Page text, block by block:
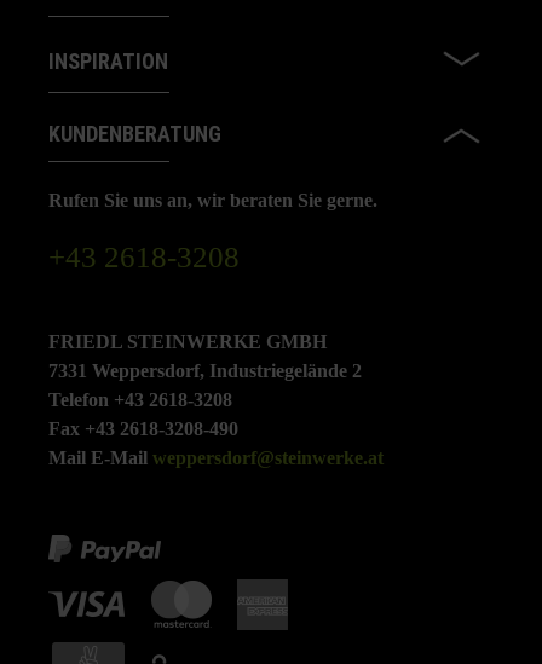
INSPIRATION
KUNDENBERATUNG
Rufen Sie uns an, wir beraten Sie gerne.
+43 2618-3208
FRIEDL STEINWERKE GMBH
7331 Weppersdorf, Industriegelände 2
Telefon +43 2618-3208
Fax +43 2618-3208-490
Mail E-Mail weppersdorf@steinwerke.at